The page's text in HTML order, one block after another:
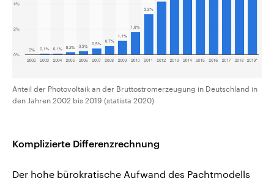
Anteil der Photovoltaik an der Bruttostromerzeugung in Deutschland in
den Jahren 2002 bis 2019 (statista 2020)
Komplizierte Differenzrechnung
Der hohe bürokratische Aufwand des Pachtmodells